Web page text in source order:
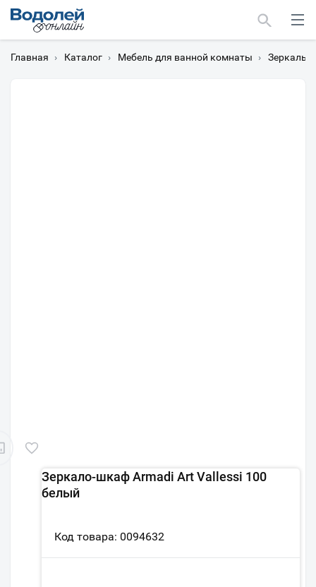
Главная › Каталог › Мебель для ванной комнаты ›
Зеркало-шкаф Armadi Art Vallessi 100
белый
Код товара: 0094632